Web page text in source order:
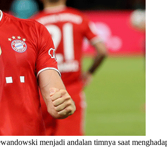
menjadi andalan timnya saat